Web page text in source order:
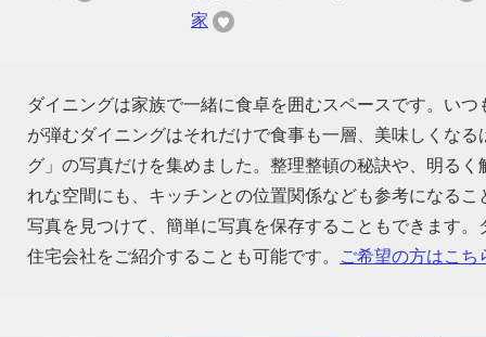
家
ダイニングは家族で一緒に食卓を囲むスペースです。い
が弾むダイニングはそれだけで食事も一層、美味しくな
グ」の写真だけを集めました。整理整頓の秘訣や、明る
れな空間にも、キッチンとの位置関係なども参考になる
写真を見つけて、簡単に写真を保存することもできます
住宅会社をご紹介することも可能です。
ご希望の方はこち